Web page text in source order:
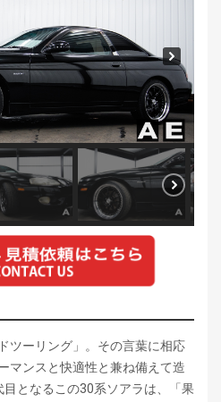
ツーリング」。その言葉に相応
マンスと快適性と兼ね備えて造
となるこの30系ソアラは、「果